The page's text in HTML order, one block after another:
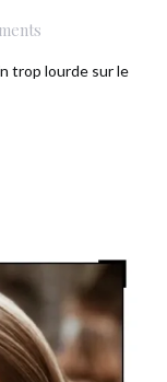
trop lourde sur le